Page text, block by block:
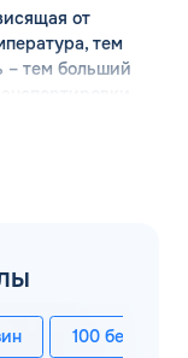
от
тем
– тем больший
состава.
100 бензин
принята.
до 18:00